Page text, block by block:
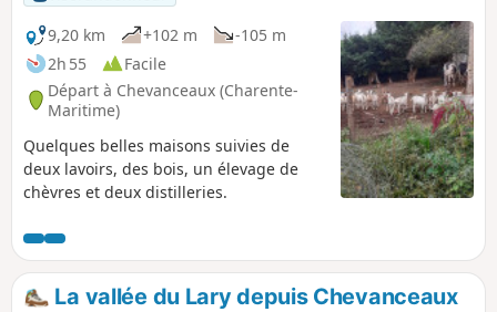
9,20 km
+102 m
-105 m
2h 55
Facile
Départ à Chevanceaux (Charente-
Maritime)
Quelques belles maisons suivies de
deux lavoirs, des bois, un élevage de
chèvres et deux distilleries.
La vallée du Lary depuis Chevanceaux